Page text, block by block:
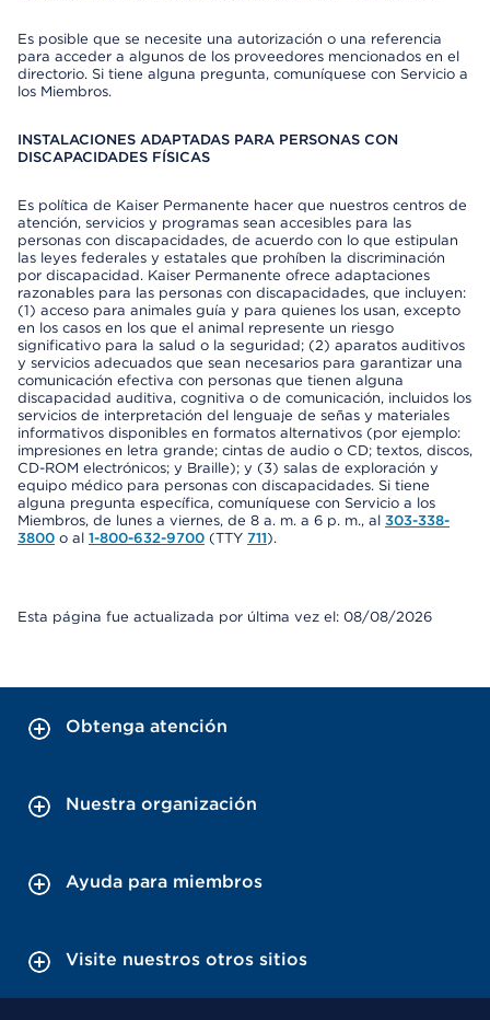
Es posible que se necesite una autorización o una referencia
para acceder a algunos de los proveedores mencionados en el
directorio. Si tiene alguna pregunta, comuníquese con Servicio a
los Miembros.
INSTALACIONES ADAPTADAS PARA PERSONAS CON
DISCAPACIDADES FÍSICAS
Es política de Kaiser Permanente hacer que nuestros centros de
atención, servicios y programas sean accesibles para las
personas con discapacidades, de acuerdo con lo que estipulan
las leyes federales y estatales que prohíben la discriminación
por discapacidad. Kaiser Permanente ofrece adaptaciones
razonables para las personas con discapacidades, que incluyen:
(1) acceso para animales guía y para quienes los usan, excepto
en los casos en los que el animal represente un riesgo
significativo para la salud o la seguridad; (2) aparatos auditivos
y servicios adecuados que sean necesarios para garantizar una
comunicación efectiva con personas que tienen alguna
discapacidad auditiva, cognitiva o de comunicación, incluidos los
servicios de interpretación del lenguaje de señas y materiales
informativos disponibles en formatos alternativos (por ejemplo:
impresiones en letra grande; cintas de audio o CD; textos, discos,
CD-ROM electrónicos; y Braille); y (3) salas de exploración y
equipo médico para personas con discapacidades. Si tiene
alguna pregunta específica, comuníquese con Servicio a los
Miembros, de lunes a viernes, de 8 a. m. a 6 p. m., al 303-338-
3800 o al 1-800-632-9700 (TTY 711).
Esta página fue actualizada por última vez el: 08/08/2026
Obtenga atención
Nuestra organización
Ayuda para miembros
Visite nuestros otros sitios